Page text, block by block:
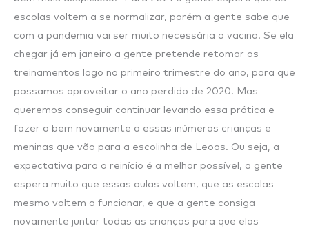
escolas voltem a se normalizar, porém a gente sabe que
com a pandemia vai ser muito necessária a vacina. Se ela
chegar já em janeiro a gente pretende retomar os
treinamentos logo no primeiro trimestre do ano, para que
possamos aproveitar o ano perdido de 2020. Mas
queremos conseguir continuar levando essa prática e
fazer o bem novamente a essas inúmeras crianças e
meninas que vão para a escolinha de Leoas. Ou seja, a
expectativa para o reinício é a melhor possível, a gente
espera muito que essas aulas voltem, que as escolas
mesmo voltem a funcionar, e que a gente consiga
novamente juntar todas as crianças para que elas